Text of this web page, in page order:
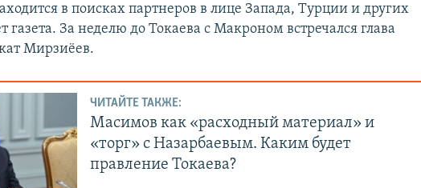
в поисках партнеров в лице Запада, Турции и других
газета. За неделю до Токаева с Макроном встречался глава
Мирзиёев.
ЧИТАЙТЕ ТАКЖЕ:
Масимов как «расходный материал» и
«торг» с Назарбаевым. Каким будет
правление Токаева?